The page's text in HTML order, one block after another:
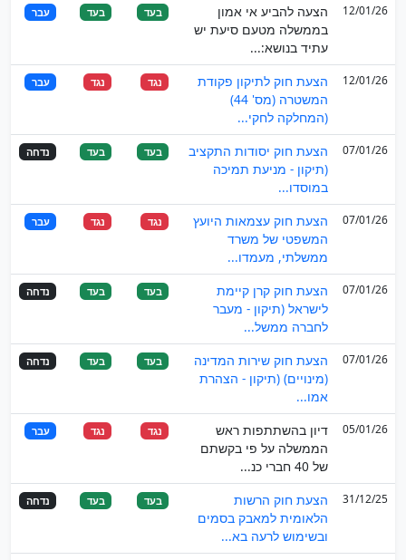
12/01/26
הצעה להביע אי אמון
בממשלה מטעם סיעת יש
עתיד בנושא:...
בעד בעד עבר
12/01/26
הצעת חוק לתיקון פקודת
המשטרה (מס' 44)
(המחלקה לחקי...
נגד נגד עבר
07/01/26
הצעת חוק יסודות התקציב
(תיקון - מניעת תמיכה
במוסדו...
בעד בעד נדחה
07/01/26
הצעת חוק עצמאות היועץ
המשפטי של משרד
ממשלתי, מעמדו...
נגד נגד עבר
07/01/26
הצעת חוק קרן קיימת
לישראל (תיקון - מעבר
לחברה ממשל...
בעד בעד נדחה
07/01/26
הצעת חוק שירות המדינה
(מינויים) (תיקון - הצהרת
אמו...
בעד בעד נדחה
05/01/26
דיון בהשתתפות ראש
הממשלה על פי בקשתם
של 40 חברי כנ...
נגד נגד עבר
31/12/25
הצעת חוק הרשות
הלאומית למאבק בסמים
ובשימוש לרעה בא...
בעד בעד נדחה